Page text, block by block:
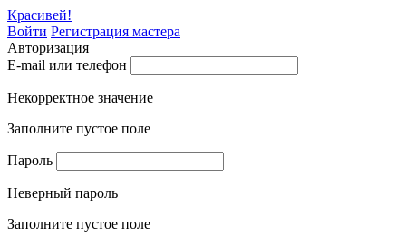
Красивей!
Войти Регистрация мастера
Авторизация
E-mail или телефон
Некорректное значение
Заполните пустое поле
Пароль
Неверный пароль
Заполните пустое поле